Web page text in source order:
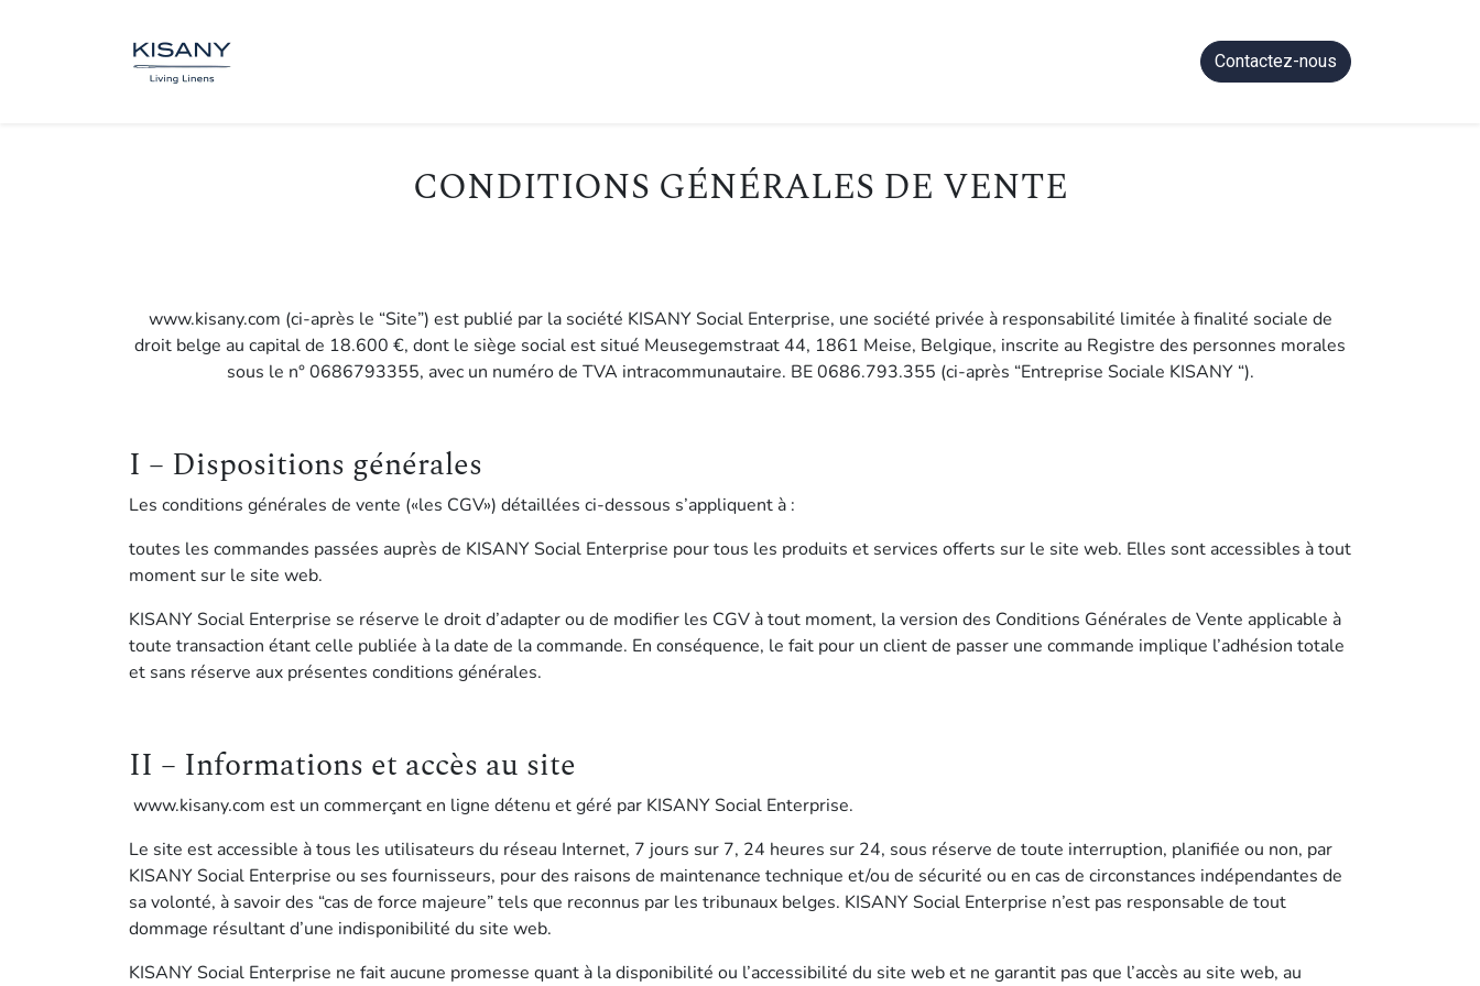
Contactez-nous
CONDITIONS GÉNÉRALES DE VENTE
www.kisany.com (ci-après le “Site”) est publié par la société KISANY Social Enterprise, une société privée à responsabilité limitée à finalité sociale de
droit belge au capital de 18.600 €, dont le siège social est situé Meusegemstraat 44, 1861 Meise, Belgique, inscrite au Registre des personnes morales
sous le n° 0686793355, avec un numéro de TVA intracommunautaire. BE 0686.793.355 (ci-après “Entreprise Sociale KISANY “).
I – Dispositions générales
Les conditions générales de vente («les CGV») détaillées ci-dessous s’appliquent à :
toutes les commandes passées auprès de KISANY Social Enterprise pour tous les produits et services offerts sur le site web. Elles sont accessibles à tout
moment sur le site web.
KISANY Social Enterprise se réserve le droit d’adapter ou de modifier les CGV à tout moment, la version des Conditions Générales de Vente applicable à
toute transaction étant celle publiée à la date de la commande. En conséquence, le fait pour un client de passer une commande implique l’adhésion totale
et sans réserve aux présentes conditions générales.
II – Informations et accès au site
www.kisany.com est un commerçant en ligne détenu et géré par KISANY Social Enterprise.
Le site est accessible à tous les utilisateurs du réseau Internet, 7 jours sur 7, 24 heures sur 24, sous réserve de toute interruption, planifiée ou non, par
KISANY Social Enterprise ou ses fournisseurs, pour des raisons de maintenance technique et/ou de sécurité ou en cas de circonstances indépendantes de
sa volonté, à savoir des “cas de force majeure” tels que reconnus par les tribunaux belges. KISANY Social Enterprise n’est pas responsable de tout
dommage résultant d’une indisponibilité du site web.
KISANY Social Enterprise ne fait aucune promesse quant à la disponibilité ou l’accessibilité du site web et ne garantit pas que l’accès au site web, au